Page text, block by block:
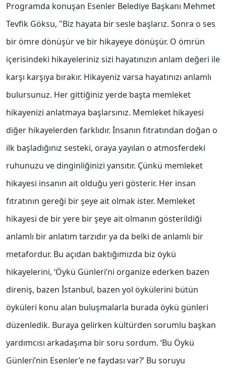
Programda konuşan Esenler Belediye Başkanı Mehmet
Tevfik Göksu, "Biz hayata bir sesle başlarız. Sonra o ses
bir ömre dönüşür ve bir hikayeye dönüşür. O ömrün
içerisindeki hikayeleriniz sizi hayatınızın anlam değeri ile
karşı karşıya bırakır. Hikayeniz varsa hayatınızı anlamlı
bulursunuz. Her gittiğiniz yerde başta memleket
hikayenizi anlatmaya başlarsınız. Memleket hikayesi
diğer hikayelerden farklıdır. İnsanın fıtratından doğan o
ilk başladığınız sesteki, oraya yayılan o atmosferdeki
ruhunuzu ve dinginliğinizi yansıtır. Çünkü memleket
hikayesi insanın ait olduğu yeri gösterir. Her insan
fıtratının gereği bir şeye ait olmak ister. Memleket
hikayesi de bir yere bir şeye ait olmanın gösterildiği
anlamlı bir anlatım tarzıdır ya da belki de anlamlı bir
metafordur. Bu açıdan baktığımızda biz öykü
hikayelerini, ‘Öykü Günleri’ni organize ederken bazen
direniş, bazen İstanbul, bazen yol öykülerini bütün
öyküleri konu alan buluşmalarla burada öykü günleri
düzenledik. Buraya gelirken kültürden sorumlu başkan
yardımcısı arkadaşıma bir soru sordum. ‘Bu Öykü
Günleri’nin Esenler’e ne faydası var?’ Bu soruyu